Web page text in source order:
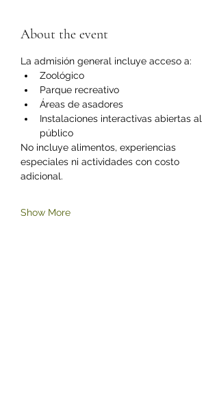
About the event
La admisión general incluye acceso a:
Zoológico
Parque recreativo
Áreas de asadores
Instalaciones interactivas abiertas al
público
No incluye alimentos, experiencias
especiales ni actividades con costo
adicional.
Show More